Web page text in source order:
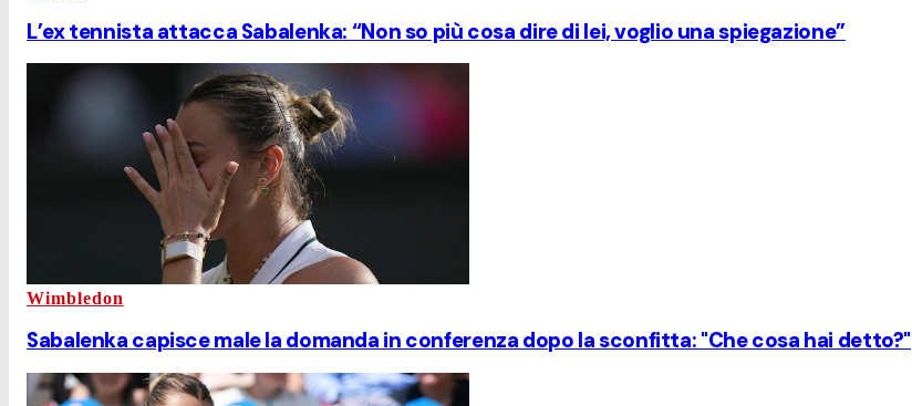
L’ex tennista attacca Sabalenka: “Non so più cosa dire di lei, voglio una spiegazione”
Wimbledon
Sabalenka capisce male la domanda in conferenza dopo la sconfitta: "Che cosa hai detto?"